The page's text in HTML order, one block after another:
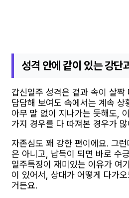
성격 안에 같이 있는 강단
갑신일주 성격은 겉과 속이 살짝
담담해 보여도 속에서는 계속 상
아무 말 없이 지나가는 듯해도,
가지 경우를 다 따져본 경우가 많
자존심도 꽤 강한 편이에요. 그
은 아니고, 납득이 되면 바로 수
일주특징이 재미있는 이유가 여
이 있어서, 상대가 어떻게 다가
거든요.